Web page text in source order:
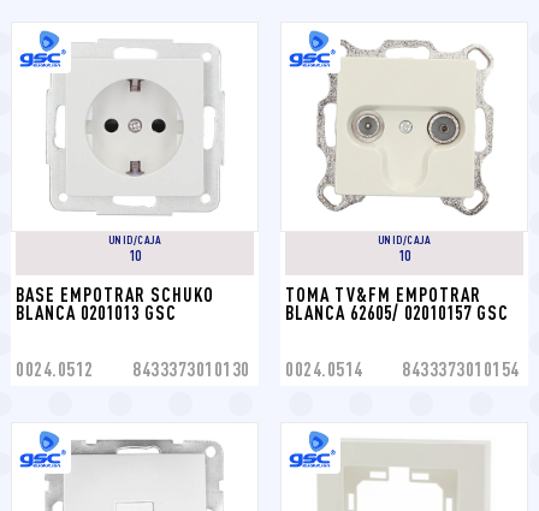
UNID/CAJA
10
BASE EMPOTRAR SCHUKO
BLANCA 0201013 GSC
0024.0512 8433373010130
UNID/CAJA
10
TOMA TV&FM EMPOTRAR
BLANCA 62605/ 02010157 GSC
0024.0514 8433373010154